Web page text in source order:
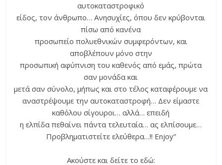
αυτοκαταστροφικό
είδος, τον άνθρωπο… Ανησυχίες, όπου δεν κρύβονται
πίσω από κανένα
προσωπείο πολυεθνικών συμφερόντων, και
αποβλέπουν μόνο στην
προσωπική αφύπνιση του καθενός από εμάς, πρώτα
σαν μονάδα και
μετά σαν σύνολο, μήπως και στο τέλος καταφέρουμε να
αναστρέψουμε την αυτοκαταστροφή… Δεν είμαστε
καθόλου σίγουροι… αλλά… επειδή
η ελπίδα πεθαίνει πάντα τελευταία… ας ελπίσουμε…
Προβληματιστείτε ελεύθερα…!! Enjoy”
Ακούστε και δείτε το εδώ: